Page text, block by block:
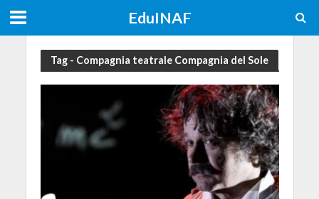
EduINAF
Tag - Compagnia teatrale Compagnia del Sole